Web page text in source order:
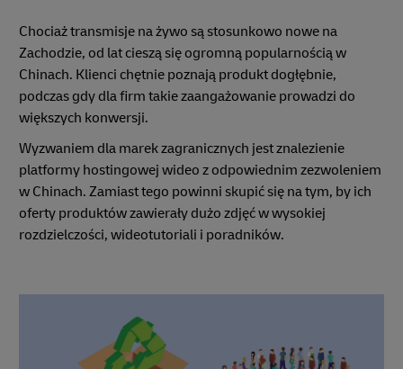
Chociaż transmisje na żywo są stosunkowo nowe na
Zachodzie, od lat cieszą się ogromną popularnością w
Chinach. Klienci chętnie poznają produkt dogłębnie,
podczas gdy dla firm takie zaangażowanie prowadzi do
większych konwersji.
Wyzwaniem dla marek zagranicznych jest znalezienie
platformy hostingowej wideo z odpowiednim zezwoleniem
w Chinach. Zamiast tego powinni skupić się na tym, by ich
oferty produktów zawierały dużo zdjęć w wysokiej
rozdzielczości, wideotutoriali i poradników.